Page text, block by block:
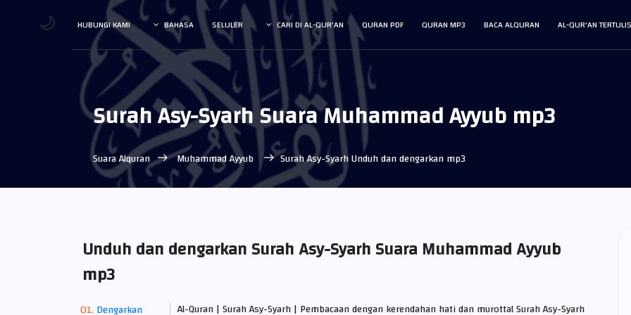
AL-QUR'AN TERTULIS
BACA ALQURAN
QURAN MP3
QURAN PDF
CARI DI AL-QUR'AN
SELULER
BAHASA
HUBUNGI KAMI
Surah Asy-Syarh Suara Muhammad Ayyub mp3
Suara Alquran Muhammad Ayyub Surah Asy-Syarh Unduh dan dengarkan mp3
Unduh dan dengarkan Surah Asy-Syarh Suara Muhammad Ayyub
mp3
Dengarkan Al-Quran | Surah Asy-Syarh | Pembacaan dengan kerendahan hati dan murottal Surah Asy-Syarh
🌙